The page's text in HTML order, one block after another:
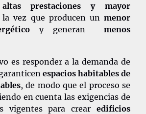
altas prestaciones y mayor
la vez que producen un menor
y generan menos
es responder a la demanda de
espacios habitables de
, de modo que el proceso se
en cuenta las exigencias de
vigentes para crear edificios